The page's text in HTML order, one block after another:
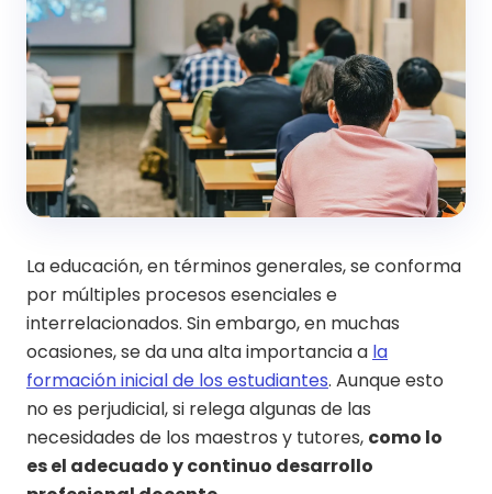
La educación, en términos generales, se conforma
por múltiples procesos esenciales e
interrelacionados. Sin embargo, en muchas
ocasiones, se da una alta importancia a la
formación inicial de los estudiantes. Aunque esto
no es perjudicial, si relega algunas de las
necesidades de los maestros y tutores, como lo
es el adecuado y continuo desarrollo